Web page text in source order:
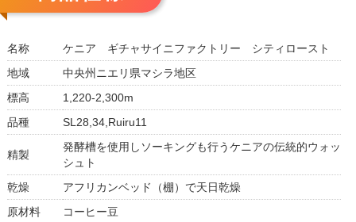
名称
ケニア ギチャサイニファクトリー シティロースト
地域
中央州ニエリ県マシラ地区
標高
1,220-2,300m
品種
SL28,34,Ruiru11
精製
発酵槽を使用しソーキングも行うケニアの伝統的ウォッ
シュト
乾燥
アフリカンベッド（棚）で天日乾燥
原材料
コーヒー豆